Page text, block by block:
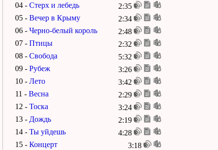
04 - Стерх и лебедь
2:35
05 - Вечер в Крыму
2:34
06 - Черно-белый король
2:48
07 - Птицы
2:32
08 - Свобода
5:32
09 - Рубеж
3:26
10 - Лето
3:42
11 - Весна
2:29
12 - Тоска
3:24
13 - Дождь
2:19
14 - Ты уйдешь
4:28
15 - Концерт
3:18